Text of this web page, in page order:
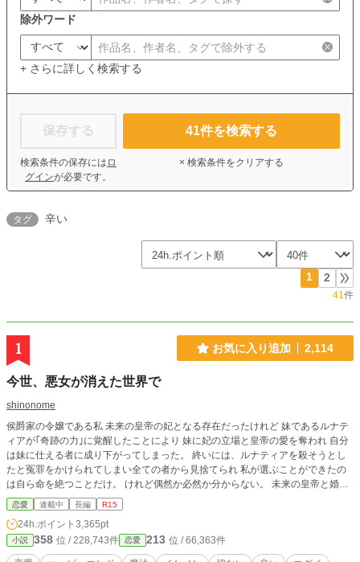
除外ワード
+ さらに詳しく検索する
保存する
検索条件の保存には ロ
グインが必要です。
41件を検索する
× 検索条件をクリアする
タグ 辛い
1 2
41件
1 お気に入り追加 2,114
今世、悪女が消えた世界で
shinonome
侯爵家の令嬢である私 未来の皇帝の妃となる存在だったけれど 妹であるルナテ
ィアが｢奇跡の力｣に覚醒したことにより 妹に妃の立場と皇帝の愛を奪われ 自分
は妹に仕える者に成り下がってしまった。 終いには、ルナティアを殺そうとし
たと冤罪をかけられてしまい全ての者から見捨てられ 私が選ぶことができたの
は自ら命を絶つことだけ。 けれど偶然か必然か分からない。 未来の皇帝と婚約
する1年前、8歳の頃に戻っていた。 どうして時が巻き戻ったのか分からない。
けれど今世も傷ついたりするのはたくさんだ。 今世は私の人生を取り戻す。 そ
のためには婚約者や、妹はもう ____いらない。 奪われ見捨てられた令嬢が 今
世は、自分の人生を取り戻しながらも ある真実を知るお話。
恋愛 連載中 長編 R15
24h.ポイント 3,365pt
小説 358 位 / 228,743件 恋愛 213 位 / 66,363件